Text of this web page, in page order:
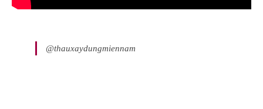
@thauxaydungmiennam